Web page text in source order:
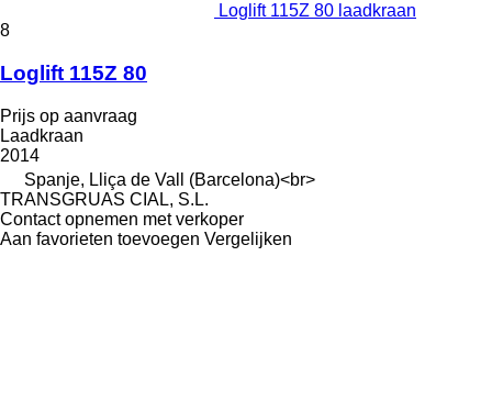
Loglift 115Z 80 laadkraan
8
Loglift 115Z 80
Prijs op aanvraag
Laadkraan
2014
Spanje, Lliça de Vall (Barcelona)<br>
TRANSGRUAS CIAL, S.L.
Contact opnemen met verkoper
Aan favorieten toevoegen Vergelijken